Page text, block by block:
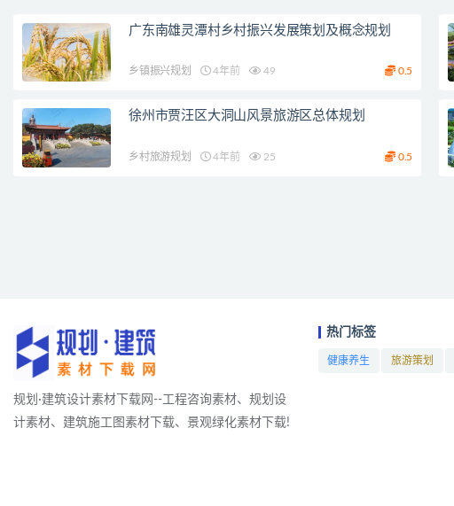
广东南雄灵潭村乡村振兴发展策划及概念规划
乡镇振兴规划 4年前 49 0.5
徐州市贾汪区大洞山风景旅游区总体规划
乡村旅游规划 4年前 25 0.5
规划·建筑设计素材下载网--工程咨询素材、规划设
计素材、建筑施工图素材下载、景观绿化素材下载!
热门标签
健康养生 旅游策划